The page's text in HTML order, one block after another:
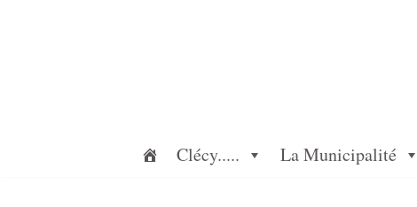
Clécy..... La Municipalité